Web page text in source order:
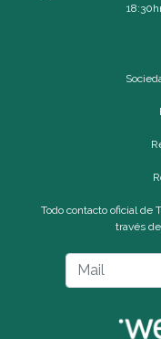
Todo contacto oficial de
través